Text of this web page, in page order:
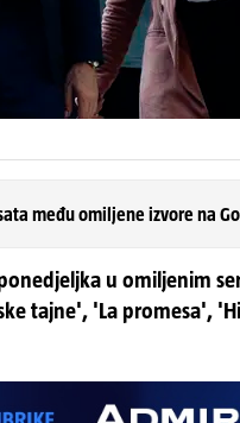
među omiljene izvore na
u omiljenim
tajne', 'La promesa',